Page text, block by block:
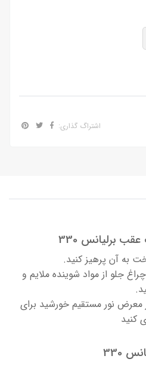
اشتراگ گذاری:
برلیانس 330
به آن پرهیز کنید.
جلو از مواد شوینده ملایم و
معرض نور مستقیم خورشید برای
کنید
330